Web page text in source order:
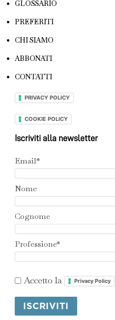
GLOSSARIO
PREFERITI
CHI SIAMO
ABBONATI
CONTATTI
PRIVACY POLICY
COOKIE POLICY
Iscriviti alla newsletter
Email*
Nome
Cognome
Professione*
Accetto la Privacy Policy